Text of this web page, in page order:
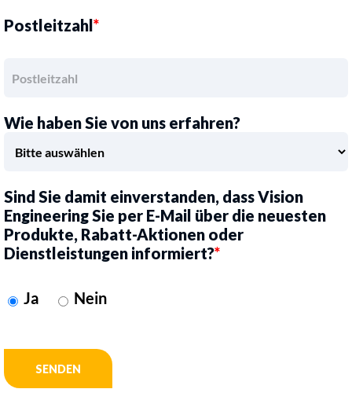
Postleitzahl*
Wie haben Sie von uns erfahren?
Sind Sie damit einverstanden, dass Vision
Engineering Sie per E-Mail über die neuesten
Produkte, Rabatt-Aktionen oder
Dienstleistungen informiert?*
Ja Nein